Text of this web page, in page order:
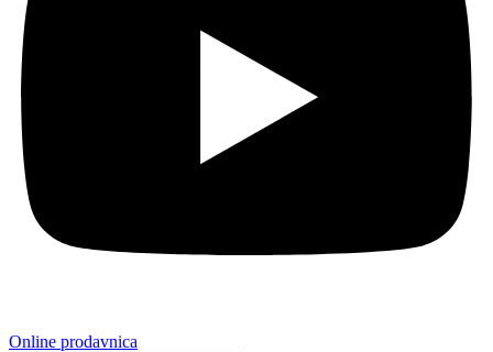
Online prodavnica